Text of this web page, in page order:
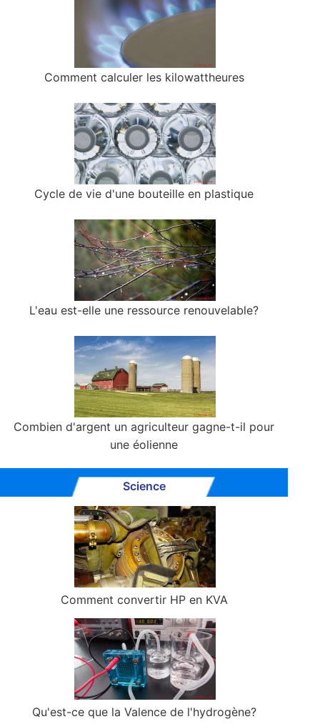
Comment calculer les kilowattheures
Cycle de vie d'une bouteille en plastique
L'eau est-elle une ressource renouvelable?
Combien d'argent un agriculteur gagne-t-il pour
une éolienne
Science
Comment convertir HP en KVA
Qu'est-ce que la Valence de l'hydrogène?